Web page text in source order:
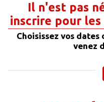
Il n'est pas
inscrire pour
Choisissez vos
venez